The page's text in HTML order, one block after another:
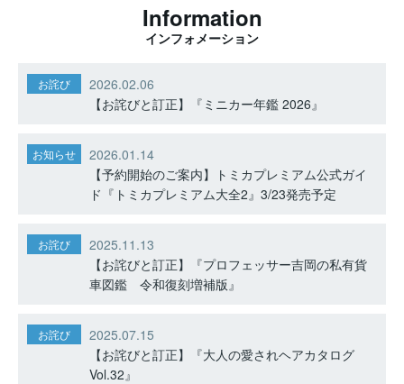
Information
インフォメーション
お詫び
2026.02.06
【お詫びと訂正】『ミニカー年鑑 2026』
お知らせ
2026.01.14
【予約開始のご案内】トミカプレミアム公式ガイ
ド『トミカプレミアム大全2』3/23発売予定
お詫び
2025.11.13
【お詫びと訂正】『プロフェッサー吉岡の私有貨
車図鑑 令和復刻増補版』
お詫び
2025.07.15
【お詫びと訂正】『大人の愛されヘアカタログ
Vol.32』